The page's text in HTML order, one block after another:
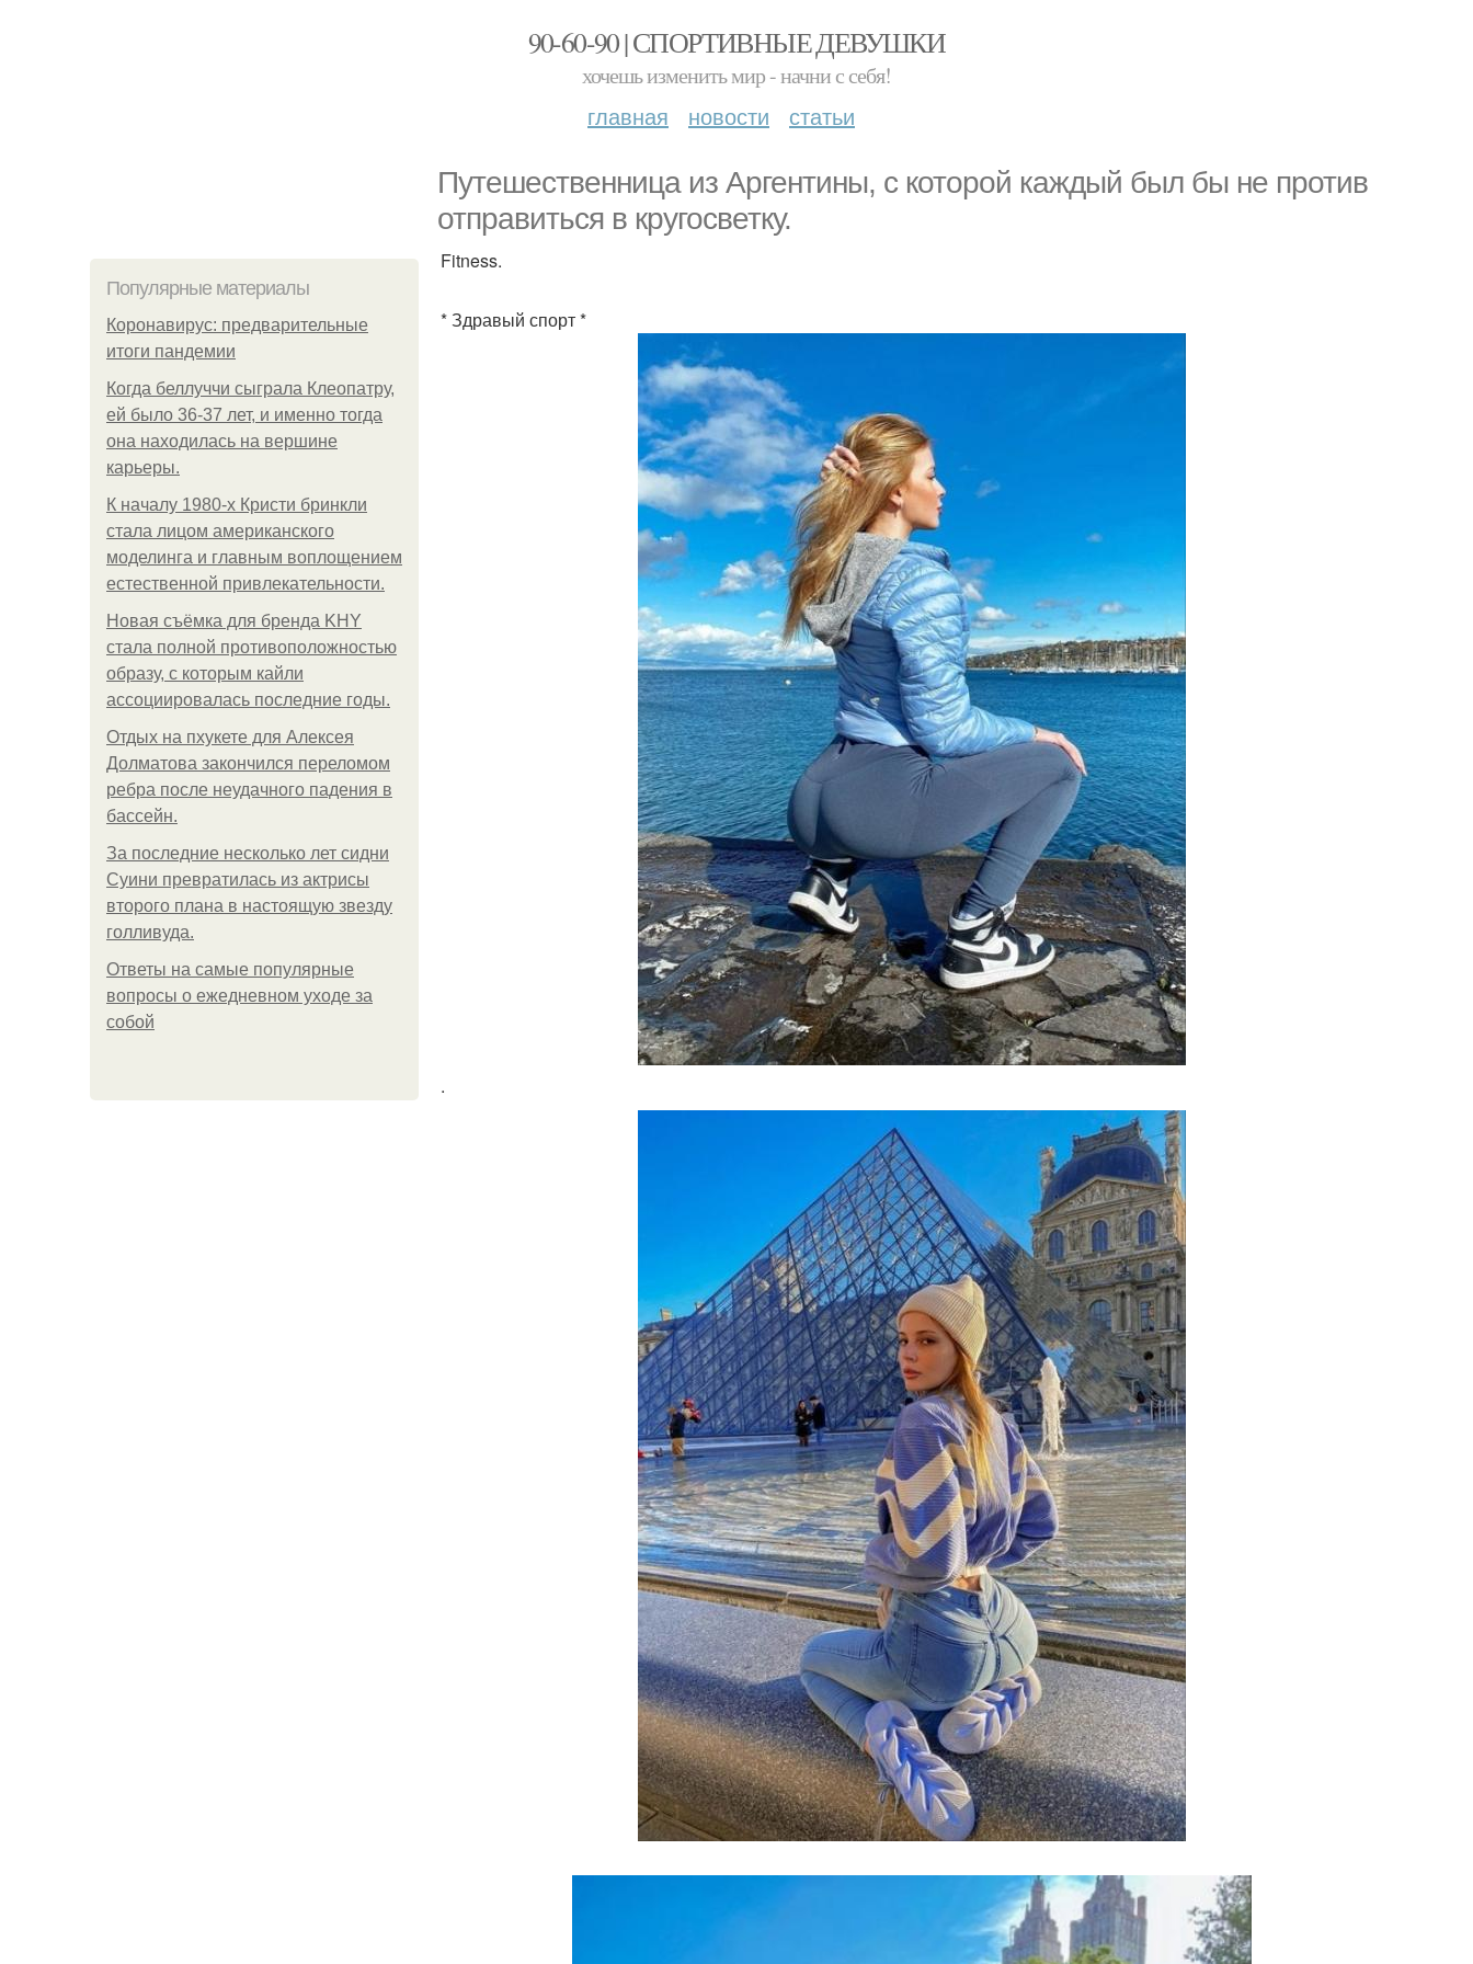
90-60-90 | СПОРТИВНЫЕ ДЕВУШКИ
хочешь изменить мир - начни с себя!
главная новости статьи
Путешественница из Аргентины, с которой каждый был бы не против
отправиться в кругосветку.
Популярные материалы
Коронавирус: предварительные
итоги пандемии
Когда беллуччи сыграла Клеопатру,
ей было 36-37 лет, и именно тогда
она находилась на вершине
карьеры.
К началу 1980-х Кристи бринкли
стала лицом американского
моделинга и главным воплощением
естественной привлекательности.
Новая съёмка для бренда KHY
стала полной противоположностью
образу, с которым кайли
ассоциировалась последние годы.
Отдых на пхукете для Алексея
Долматова закончился переломом
ребра после неудачного падения в
бассейн.
За последние несколько лет сидни
Суини превратилась из актрисы
второго плана в настоящую звезду
голливуда.
Ответы на самые популярные
вопросы о ежедневном уходе за
собой
Fitness.
* Здравый спорт *
.